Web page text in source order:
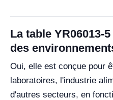
La table YR06013-
des
Oui, elle est conçue pour
laboratoires, l'industrie
d'autres secteurs, en